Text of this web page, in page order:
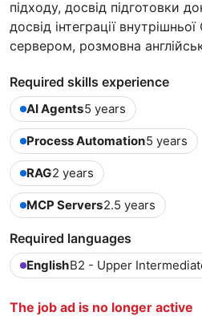
підходу, досвід підготовки
досвід інтеграції
сервером, розмовна
Required skills experience
AI Agents5 years
Process Automation5 years
RAG2 years
MCP Servers2.5 years
Required languages
EnglishB2 - Upper
The job ad is no longer active